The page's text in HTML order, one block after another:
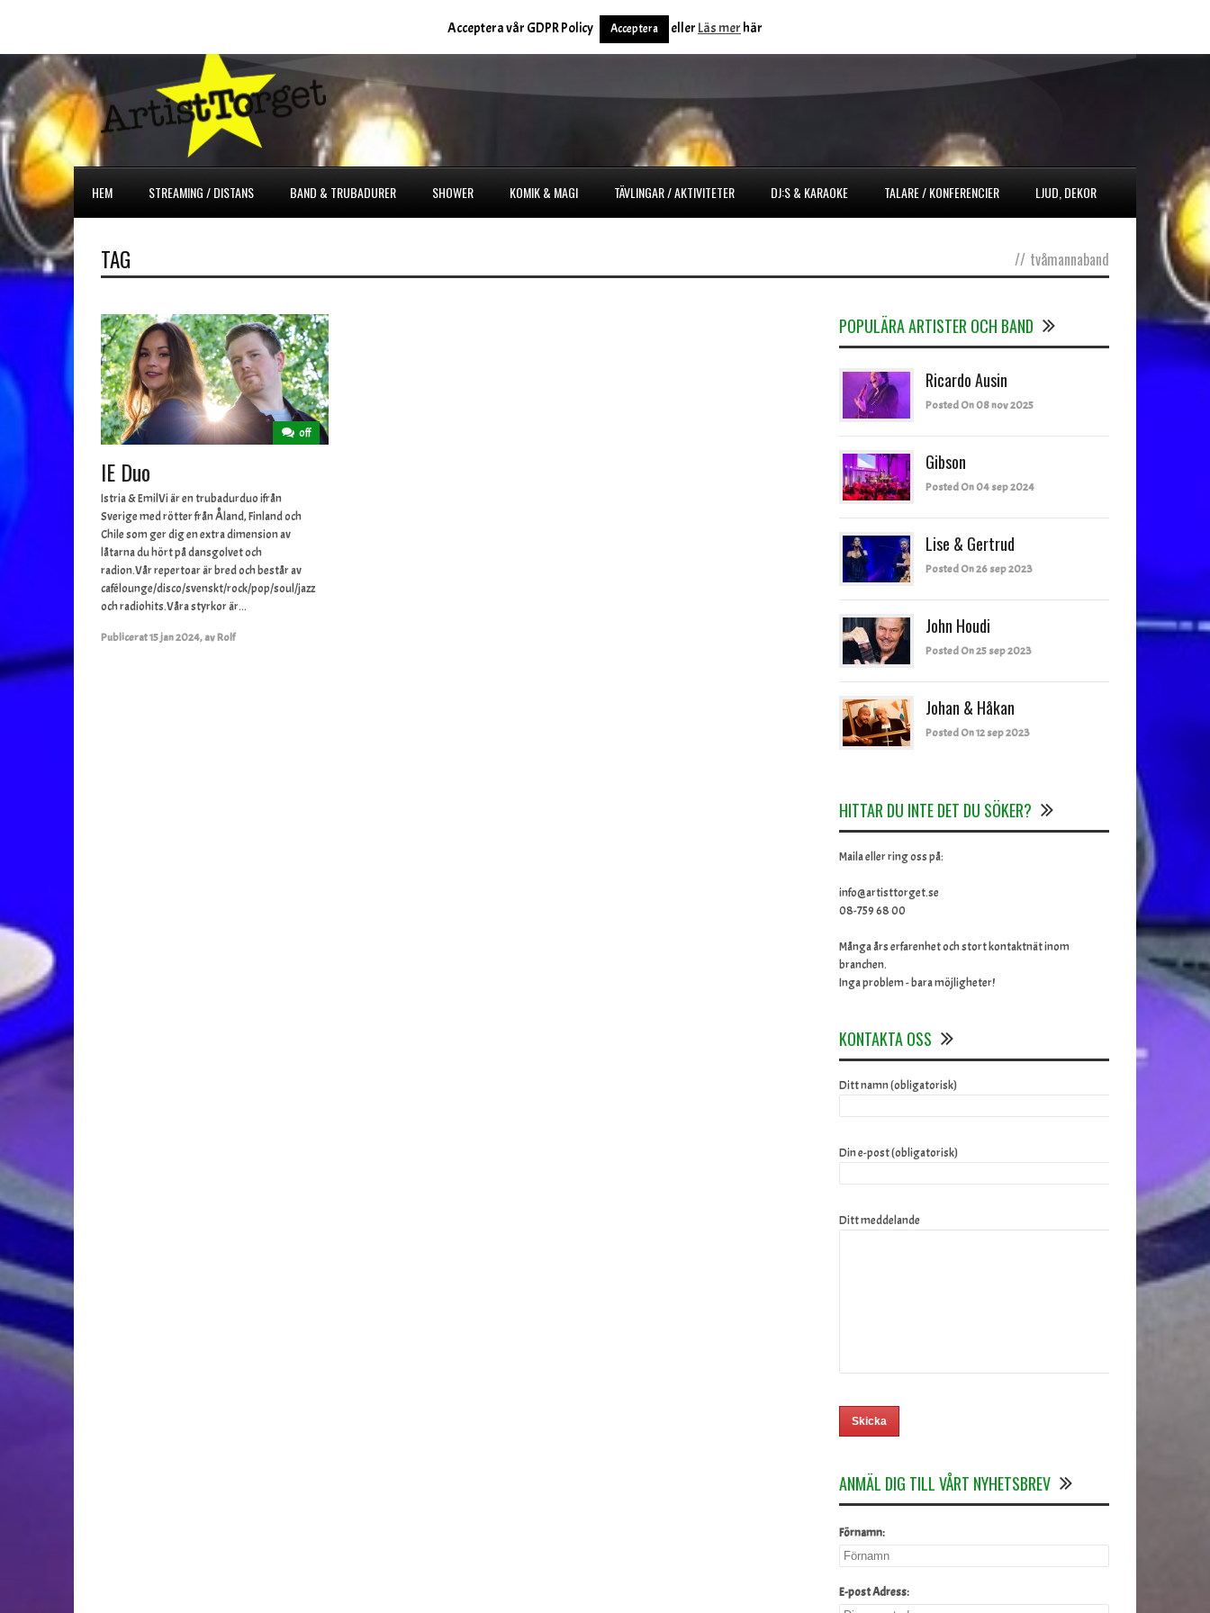
HEM STREAMING / DISTANS BAND & TRUBADURER SHOWER KOMIK & MAGI TÄVLINGAR / AKTIVITETER DJ:S & KARAOKE TALARE / KONFERENCIER LJUD, DEKOR
TAG // tvåmannaband
off
IE Duo
Istria & EmilVi är en trubadurduo ifrån
Sverige med rötter från Åland, Finland och
Chile som ger dig en extra dimension av
låtarna du hört på dansgolvet och
radion.Vår repertoar är bred och består av
cafélounge/disco/svenskt/rock/pop/soul/jazz
och radiohits.Våra styrkor är...
Publicerat15 jan 2024,avRolf
POPULÄRA ARTISTER OCH BAND
Ricardo Ausin
Posted On 08 nov 2025
Gibson
Posted On 04 sep 2024
Lise & Gertrud
Posted On 26 sep 2023
John Houdi
Posted On 25 sep 2023
Johan & Håkan
Posted On 12 sep 2023
HITTAR DU INTE DET DU SÖKER?
Maila eller ring oss på:
info@artisttorget.se
08-759 68 00
Många års erfarenhet och stort kontaktnät inom
branchen.
Inga problem - bara möjligheter!
KONTAKTA OSS
Ditt namn (obligatorisk)
Din e-post (obligatorisk)
Ditt meddelande
ANMÄL DIG TILL VÅRT NYHETSBREV
Förnamn:
E-post Adress:
Acceptera vår GDPR Policy Acceptera eller Läs mer här